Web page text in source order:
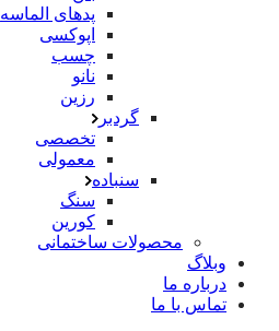
پدهای الماسه
اپوکسی
چسب
نانو
رزین
گردبر
تخصصی
معمولی
سنباده
سنگ
کورین
محصولات ساختمانی
وبلاگ
درباره ما
تماس با ما